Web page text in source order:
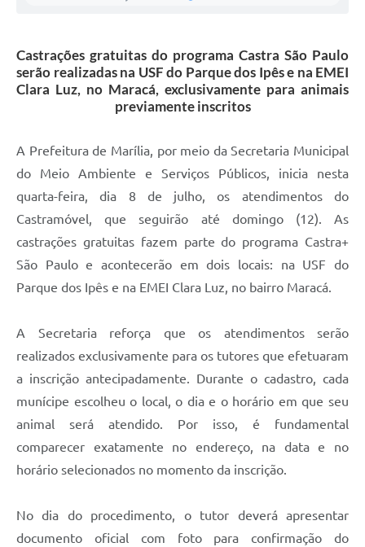
Castrações gratuitas do programa Castra São Paulo
serão realizadas na USF do Parque dos Ipês e na EMEI
Clara Luz, no Maracá, exclusivamente para animais
previamente inscritos
A Prefeitura de Marília, por meio da Secretaria Municipal
do Meio Ambiente e Serviços Públicos, inicia nesta
quarta-feira, dia 8 de julho, os atendimentos do
Castramóvel, que seguirão até domingo (12). As
castrações gratuitas fazem parte do programa Castra+
São Paulo e acontecerão em dois locais: na USF do
Parque dos Ipês e na EMEI Clara Luz, no bairro Maracá.
A Secretaria reforça que os atendimentos serão
realizados exclusivamente para os tutores que efetuaram
a inscrição antecipadamente. Durante o cadastro, cada
munícipe escolheu o local, o dia e o horário em que seu
animal será atendido. Por isso, é fundamental
comparecer exatamente no endereço, na data e no
horário selecionados no momento da inscrição.
No dia do procedimento, o tutor deverá apresentar
documento oficial com foto para confirmação do